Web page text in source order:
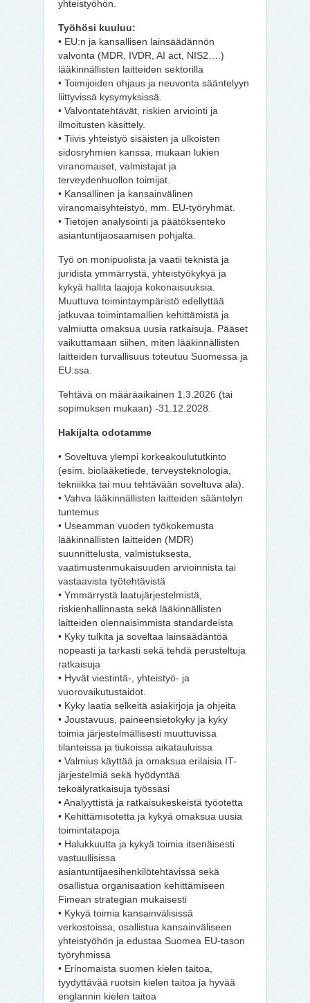
yhteistyöhön.
Työhösi kuuluu:
• EU:n ja kansallisen lainsäädännön
valvonta (MDR, IVDR, AI act, NIS2….)
lääkinnällisten laitteiden sektorilla
• Toimijoiden ohjaus ja neuvonta sääntelyyn
liittyvissä kysymyksissä.
• Valvontatehtävät, riskien arviointi ja
ilmoitusten käsittely.
• Tiivis yhteistyö sisäisten ja ulkoisten
sidosryhmien kanssa, mukaan lukien
viranomaiset, valmistajat ja
terveydenhuollon toimijat.
• Kansallinen ja kansainvälinen
viranomaisyhteistyö, mm. EU-työryhmät.
• Tietojen analysointi ja päätöksenteko
asiantuntijaosaamisen pohjalta.
Työ on monipuolista ja vaatii teknistä ja
juridista ymmärrystä, yhteistyökykyä ja
kykyä hallita laajoja kokonaisuuksia.
Muuttuva toimintaympäristö edellyttää
jatkuvaa toimintamallien kehittämistä ja
valmiutta omaksua uusia ratkaisuja. Pääset
vaikuttamaan siihen, miten lääkinnällisten
laitteiden turvallisuus toteutuu Suomessa ja
EU:ssa.
Tehtävä on määräaikainen 1.3.2026 (tai
sopimuksen mukaan) -31.12.2028.
Hakijalta odotamme
• Soveltuva ylempi korkeakoulututkinto
(esim. biolääketiede, terveysteknologia,
tekniikka tai muu tehtävään soveltuva ala).
• Vahva lääkinnällisten laitteiden sääntelyn
tuntemus
• Useamman vuoden työkokemusta
lääkinnällisten laitteiden (MDR)
suunnittelusta, valmistuksesta,
vaatimustenmukaisuuden arvioinnista tai
vastaavista työtehtävistä
• Ymmärrystä laatujärjestelmistä,
riskienhallinnasta sekä lääkinnällisten
laitteiden olennaisimmista standardeista
• Kyky tulkita ja soveltaa lainsäädäntöä
nopeasti ja tarkasti sekä tehdä perusteltuja
ratkaisuja
• Hyvät viestintä-, yhteistyö- ja
vuorovaikutustaidot.
• Kyky laatia selkeitä asiakirjoja ja ohjeita
• Joustavuus, paineensietokyky ja kyky
toimia järjestelmällisesti muuttuvissa
tilanteissa ja tiukoissa aikatauluissa
• Valmius käyttää ja omaksua erilaisia IT-
järjestelmiä sekä hyödyntää
tekoälyratkaisuja työssäsi
• Analyyttistä ja ratkaisukeskeistä työotetta
• Kehittämisotetta ja kykyä omaksua uusia
toimintatapoja
• Halukkuutta ja kykyä toimia itsenäisesti
vastuullisissa
asiantuntijaesihenkilötehtävissä sekä
osallistua organisaation kehittämiseen
Fimean strategian mukaisesti
• Kykyä toimia kansainvälisissä
verkostoissa, osallistua kansainväliseen
yhteistyöhön ja edustaa Suomea EU-tason
työryhmissä
• Erinomaista suomen kielen taitoa,
tyydyttävää ruotsin kielen taitoa ja hyvää
englannin kielen taitoa